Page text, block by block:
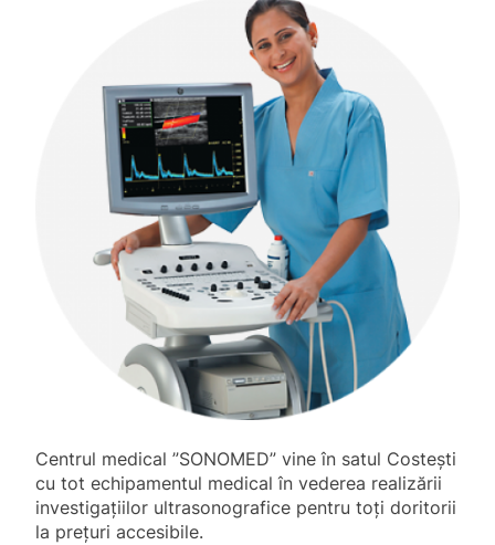
Centrul medical ”SONOMED” vine în satul Costești
cu tot echipamentul medical în vederea realizării
investigațiilor ultrasonografice pentru toți doritorii
la prețuri accesibile.